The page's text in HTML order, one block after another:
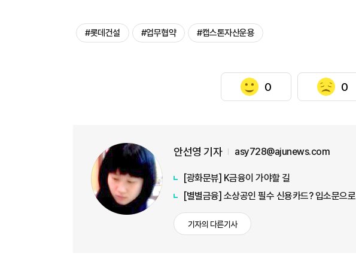
#롯데건설 #업무협약 #캡스톤자산운용
0 0
안선영 기자 asy728@ajunews.com
[광화문뷰] K금융이 가야할 길
[별별금융] 소상공인 필수 신용카드? 입소문으
기자의 다른기사